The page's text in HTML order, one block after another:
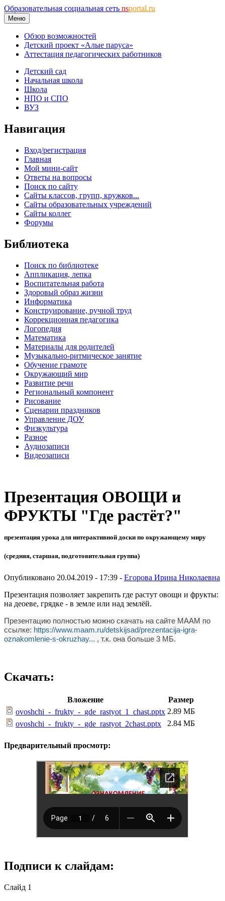
Образовательная социальная сеть nsportal.ru
Меню
Обзор возможностей
Детский проект «Алые паруса»
Аттестация педагогических работников
Детский сад
Начальная школа
Школа
НПО и СПО
ВУЗ
Навигация
Вход/регистрация
Главная
Мой мини-сайт
Ответы на вопросы
Поиск по сайту
Сайты классов, групп, кружков...
Сайты образовательных учреждений
Сайты коллег
Форумы
Библиотека
Поиск по библиотеке
Аппликация, лепка
Воспитательная работа
Здоровый образ жизни
Информатика
Конструирование, ручной труд
Коррекционная педагогика
Логопедия
Математика
Материалы для родителей
Музыкально-ритмическое занятие
Обучение грамоте
Окружающий мир
Развитие речи
Региональный компонент
Рисование
Сценарии праздников
Управление ДОУ
Физкультура
Разное
Аудиозаписи
Видеозаписи
Презентация ОВОЩИ и
ФРУКТЫ "Где растёт?"
презентация урока для интерактивной доски по окружающему миру
(средняя, старшая, подготовительная группа)
Опубликовано 20.04.2019 - 17:39 - Егорова Ирина Николаевна
Презентация позволяет закрепить где растут овощи и фрукты:
на деоеве, грядке - в земле или над землёй.
Презентацию полностью можно скачать на сайте МААМ по
ссылке: https://www.maam.ru/detskijsad/prezentacija-igra-
oznakomlenie-s-okruzhay... , т.к. она больше 3 МБ.
Скачать:
Вложение
Размер
ovoshchi_-_frukty_-_gde_rastyot_1_chast.pptx 2.89 МБ
ovoshchi_-_frukty_-_gde_rastyot_2chast.pptx
2.84 МБ
Предварительный просмотр:
Подписи к слайдам:
Слайд 1